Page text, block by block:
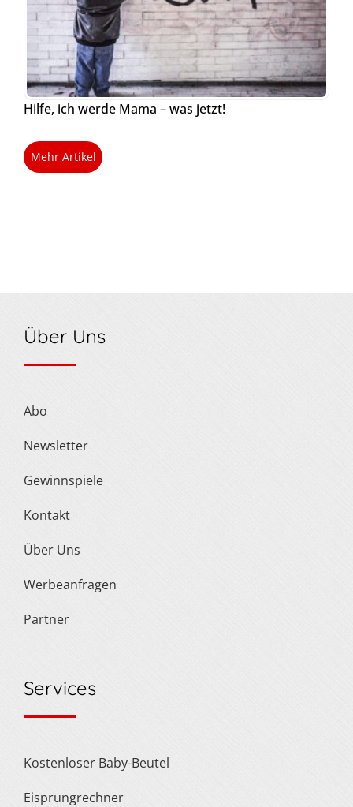
Hilfe, ich werde Mama – was jetzt!
Mehr Artikel
Über Uns
Abo
Newsletter
Gewinnspiele
Kontakt
Über Uns
Werbeanfragen
Partner
Services
Kostenloser Baby-Beutel
Eisprungrechner